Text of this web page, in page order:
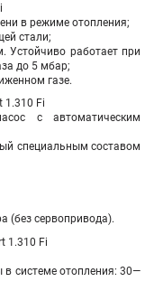
в режиме отопления;
стали;
Устойчиво работает при
до 5 мбар;
газе.
1.310 Fi
с автоматическим
специальным составом
(без сервопривода).
1.310 Fi
в системе отопления: 30—